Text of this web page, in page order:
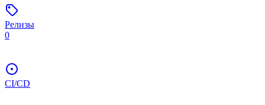
Релизы
0
CI/CD